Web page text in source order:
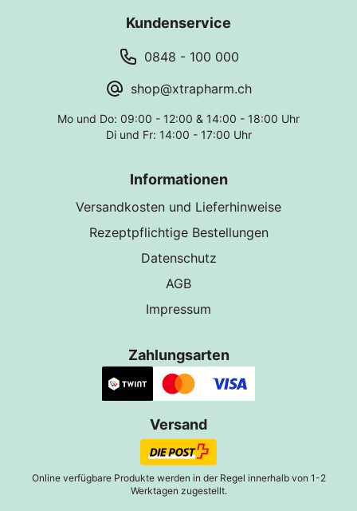
Kundenservice
0848 - 100 000
shop@xtrapharm.ch
Mo und Do: 09:00 - 12:00 & 14:00 - 18:00 Uhr
Di und Fr: 14:00 - 17:00 Uhr
Informationen
Versandkosten und Lieferhinweise
Rezeptpflichtige Bestellungen
Datenschutz
AGB
Impressum
Zahlungsarten
Versand
Online verfügbare Produkte werden in der Regel innerhalb von 1-2
Werktagen zugestellt.